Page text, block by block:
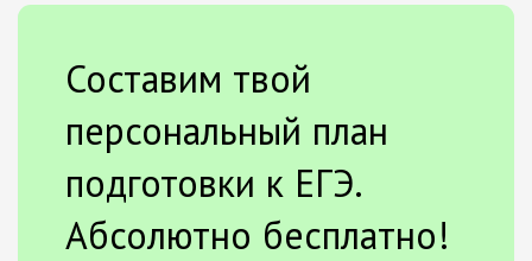
Составим твой
персональный план
подготовки к ЕГЭ.
Абсолютно бесплатно!